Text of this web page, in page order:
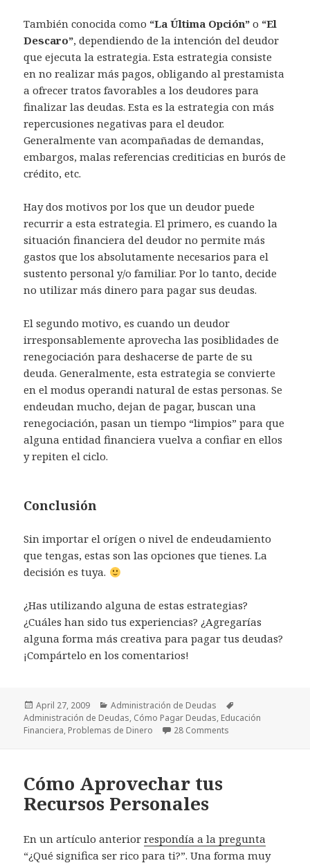
También conocida como “La Última Opción” o “El
Descaro”, dependiendo de la intención del deudor
que ejecuta la estrategia. Esta estrategia consiste
en no realizar más pagos, obligando al prestamista
a ofrecer tratos favorables a los deudores para
finalizar las deudas. Esta es la estrategia con más
repercusiones negativas para el deudor.
Generalmente van acompañadas de demandas,
embargos, malas referencias crediticias en burós de
crédito, etc.
Hay dos motivos por los que un deudor puede
recurrir a esta estrategia. El primero, es cuando la
situación financiera del deudor no permite más
gastos que los absolutamente necesarios para el
sustento personal y/o familiar. Por lo tanto, decide
no utilizar más dinero para pagar sus deudas.
El segundo motivo, es cuando un deudor
irresponsablemente aprovecha las posiblidades de
renegociación para deshacerse de parte de su
deuda. Generalmente, esta estrategia se convierte
en el modus operandi natural de estas personas. Se
endeudan mucho, dejan de pagar, buscan una
renegociación, pasan un tiempo “limpios” para que
alguna entidad financiera vuelva a confiar en ellos
y repiten el ciclo.
Conclusión
Sin importar el orígen o nivel de endeudamiento
que tengas, estas son las opciones que tienes. La
decisión es tuya.
¿Has utilizando alguna de estas estrategias?
¿Cuáles han sido tus experiencias? ¿Agregarías
alguna forma más creativa para pagar tus deudas?
¡Compártelo en los comentarios!
Posted
on
April 27, 2009 Categories
Administración de Deudas
Administración de Deudas, Cómo Pagar Deudas, Educación
Financiera, Problemas de Dinero 28 Comments
Cómo Aprovechar tus
Recursos Personales
En un artículo anteriorrespondía a la pregunta
“¿Qué significa ser rico para ti?”. Una forma muy